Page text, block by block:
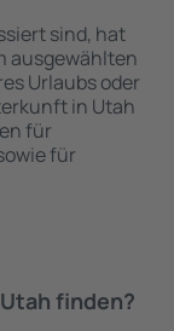
sind, hat
ausgewählten
Urlaubs oder
in Utah
für
für
finden?